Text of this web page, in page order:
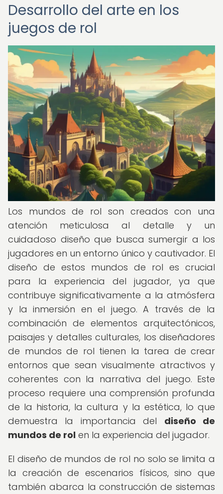
Desarrollo del arte en los
juegos de rol
Los mundos de rol son creados con una
atención meticulosa al detalle y un
cuidadoso diseño que busca sumergir a los
jugadores en un entorno único y cautivador. El
diseño de estos mundos de rol es crucial
para la experiencia del jugador, ya que
contribuye significativamente a la atmósfera
y la inmersión en el juego. A través de la
combinación de elementos arquitectónicos,
paisajes y detalles culturales, los diseñadores
de mundos de rol tienen la tarea de crear
entornos que sean visualmente atractivos y
coherentes con la narrativa del juego. Este
proceso requiere una comprensión profunda
de la historia, la cultura y la estética, lo que
demuestra la importancia del diseño de
mundos de rol en la experiencia del jugador.
El diseño de mundos de rol no solo se limita a
la creación de escenarios físicos, sino que
también abarca la construcción de sistemas